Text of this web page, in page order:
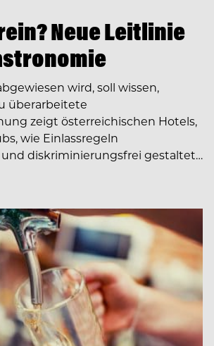
Neue Leitlinie
wird, soll wissen,
überarbeitete
zeigt österreichischen Hotels,
wie Einlassregeln
und diskriminierungsfrei gestaltet…